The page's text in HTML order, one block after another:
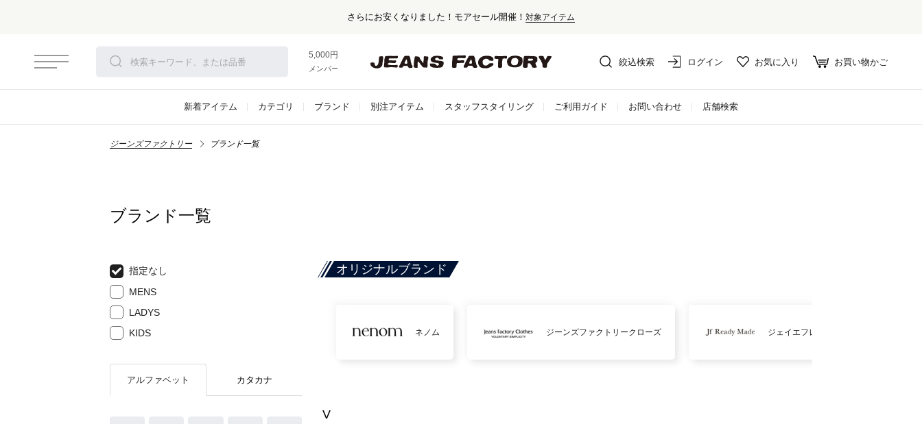
さらにお安くなりました！モアセール開催！ 対象アイテム
5,000円以上お買い上げで送料無料！
メンバー登録でお得な情報をゲット。さらに詳しく
絞込検索 ログイン お気に入り お買い物かご
新着アイテム カテゴリ ブランド 別注アイテム スタッフスタイリング ご利用ガイド お問い合わせ 店舗検索
ジーンズファクトリー ブランド一覧
ブランド一覧
指定なし
MENS
LADYS
KIDS
アルファベット カタカナ
オリジナルブランド
ネノム ジーンズファクトリークローズ ジェイエフレディメイド
V